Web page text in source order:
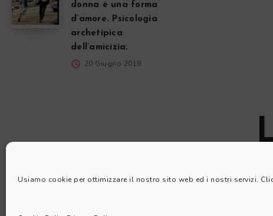
Usiamo cookie per ottimizzare il nostro sito web ed i nostri servizi.
donna è una forma
d’amore. Psicologia
archetipica
dell’amicizia.
20 Giugno 2018